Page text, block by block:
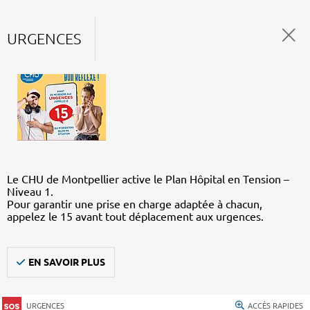
URGENCES
Le CHU de Montpellier active le Plan Hôpital en Tension –
Niveau 1.
Pour garantir une prise en charge adaptée à chacun,
appelez le 15 avant tout déplacement aux urgences.
EN SAVOIR PLUS
URGENCES ACCÈS RAPIDES